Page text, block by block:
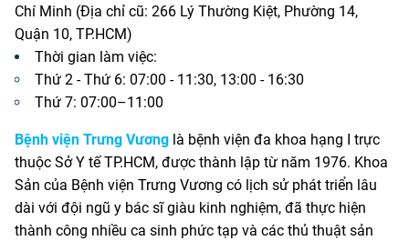
Chí Minh (Địa chỉ cũ: 266 Lý Thường Kiệt, Phường 14,
Quận 10, TP.HCM)
Thời gian làm việc:
Thứ 2 - Thứ 6: 07:00 - 11:30, 13:00 - 16:30
Thứ 7: 07:00–11:00
Bệnh viện Trưng Vương là bệnh viện đa khoa hạng I trực
thuộc Sở Y tế TP.HCM, được thành lập từ năm 1976. Khoa
Sản của Bệnh viện Trưng Vương có lịch sử phát triển lâu
dài với đội ngũ y bác sĩ giàu kinh nghiệm, đã thực hiện
thành công nhiều ca sinh phức tạp và các thủ thuật sản